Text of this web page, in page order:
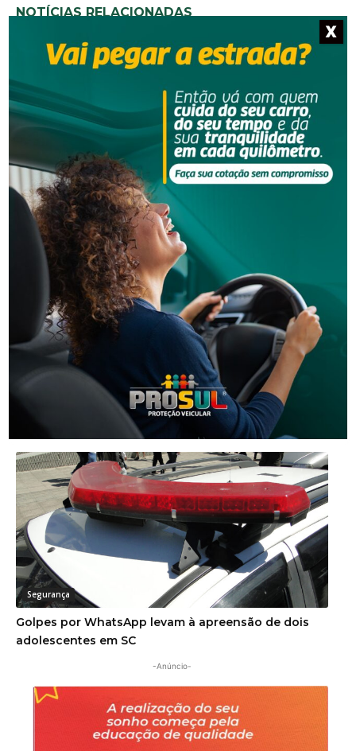
NOTÍCIAS RELACIONADAS
Segurança
Grave acidente na BR-101 envolvendo dois
caminhões deixa um motorista morto
Corpo de homem é encontrado em rio
Segurança
Golpes por WhatsApp levam à apreensão de dois
adolescentes em SC
-Anúncio-
X